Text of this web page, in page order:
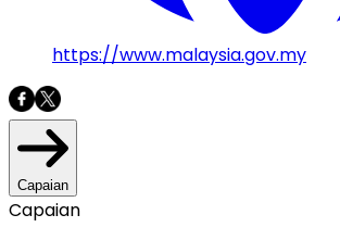
https://www.malaysia.gov.my
Capaian
Capaian